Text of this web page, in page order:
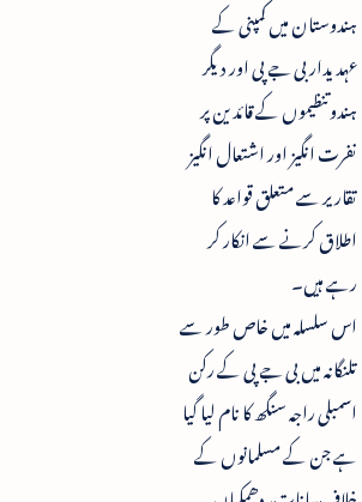
ہندوستان میں کمپنی کے
عہدیدار بی جے پی اور دیگر
ہندو تنظیموں کے قائدین پر
نفرت انگیز اور اشتعال انگیز
تقاریر سے متعلق قواعد کا
اطلاق کرنے سے انکار کر
رہے ہیں۔
اس سلسلہ میں خاص طور سے
تلنگانہ میں بی جے پی کے رکن
اسمبلی راجہ سنگھ کا نام لیا گیا
ہے جن کے مسلمانوں کے